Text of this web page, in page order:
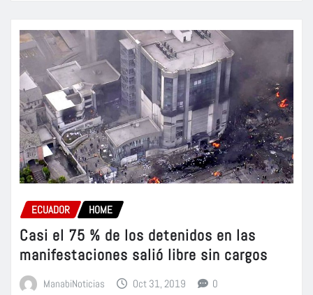
ECUADOR HOME
Casi el 75 % de los detenidos en las
manifestaciones salió libre sin cargos
ManabiNoticias Oct 31, 2019 0